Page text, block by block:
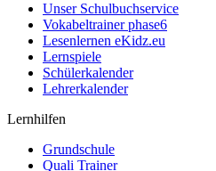
Unser Schulbuchservice
Vokabeltrainer phase6
Lesenlernen eKidz.eu
Lernspiele
Schülerkalender
Lehrerkalender
Lernhilfen
Grundschule
Quali Trainer